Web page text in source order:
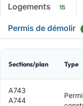
Logements 15
Permis de démolir
Sections/plan Type
A743
A744